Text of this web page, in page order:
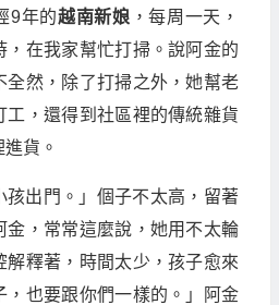
9年的越南新娘 ，每周一天，
，在我家幫忙打掃。說阿金的
全然，除了打掃之外，她幫老
工，還得到社區裡的傳統雜貨
貨。
孩出門。」個子不太高，留著
金，常常這麼說，她用不太輪
解釋著，時間太少，孩子愈來
，也要跟你們一樣的。」阿金